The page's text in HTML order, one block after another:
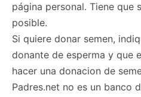
página personal. Tiene que
posible.
Si quiere donar semen,
donante de esperma y que
hacer una donacion de
Padres.net no es un banco